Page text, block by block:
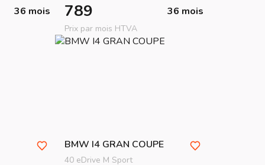
36 mois 789 36 mois
Prix par mois HTVA
BMW I4 GRAN COUPE
40 eDrive M Sport